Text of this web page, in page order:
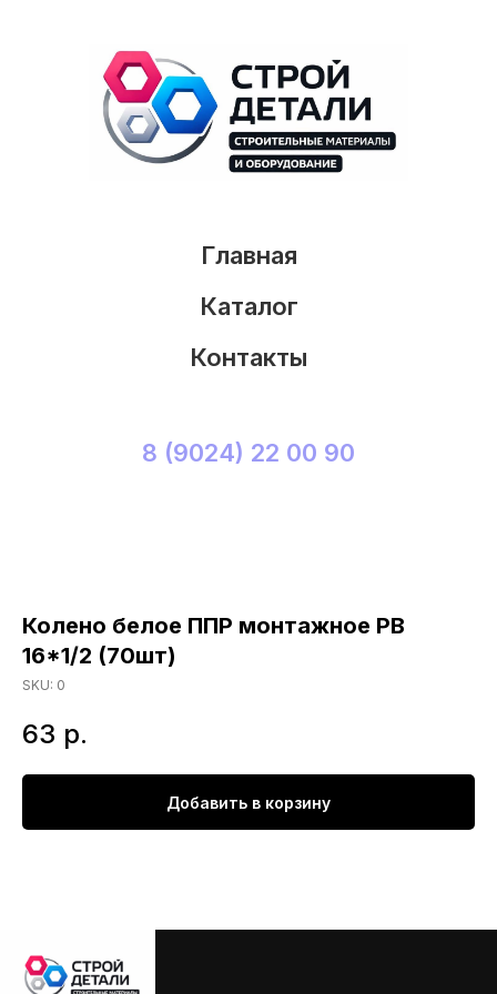
Главная
Каталог
Контакты
8 (9024) 22 00 90
Колено белое ППР монтажное РВ
16*1/2 (70шт)
SKU: 0
63 р.
Добавить в корзину